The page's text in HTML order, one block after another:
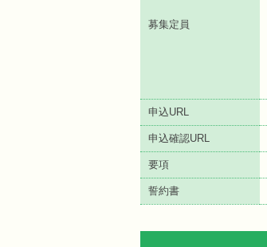
募集定員
申込URL
申込確認URL
要項
誓約書